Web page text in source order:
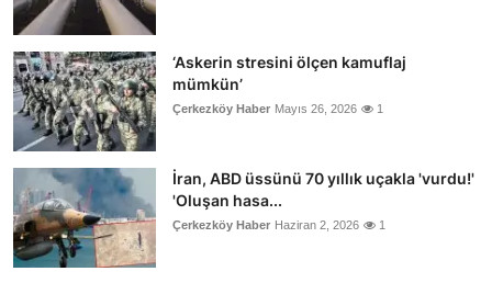
‘Askerin stresini ölçen kamuflaj
mümkün’
Çerkezköy Haber Mayıs 26, 2026 1
İran, ABD üssünü 70 yıllık uçakla 'vurdu!'
'Oluşan hasa...
Çerkezköy Haber Haziran 2, 2026 1